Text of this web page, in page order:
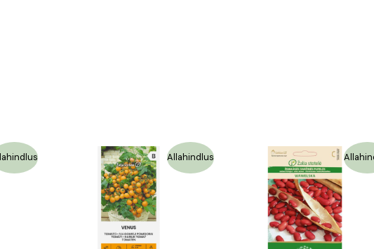
Allahindlus
Algne
1,29 €.
Praegune
hind
on:
0,65 €.
Algne
hind
1,39 €.
Praegune
hind
on:
0,50 €.